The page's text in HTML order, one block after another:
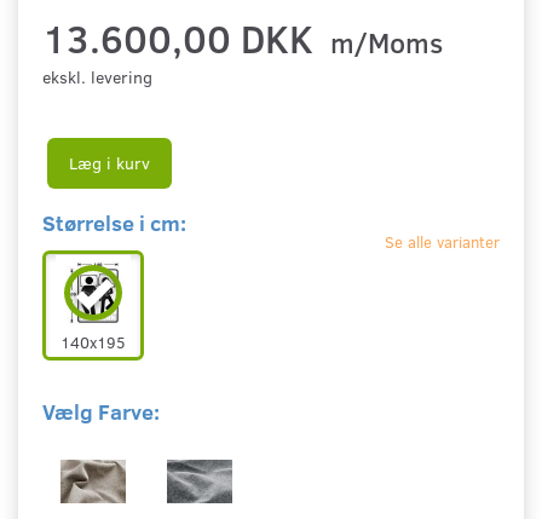
13.600,00 DKK m/Moms
ekskl. levering
Læg i kurv
Se alle varianter
Størrelse i cm:
140x195
Vælg Farve: